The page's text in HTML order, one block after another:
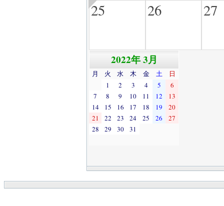
25 26 27
2022年 3月
月 火 水 木 金 土
日
1
2 3 4 5
6
7
8 9 10 11 12
13
14
15 16 17 18 19
20
21
22 23 24 25 26
27
28
29 30 31